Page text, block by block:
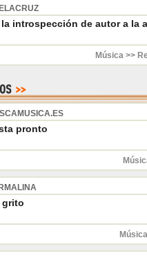
la introspección de autor a la
Música >>
pronto
grito